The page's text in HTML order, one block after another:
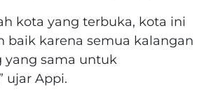
kota yang terbuka, kota ini
baik karena semua kalangan
yang sama untuk
ujar Appi.